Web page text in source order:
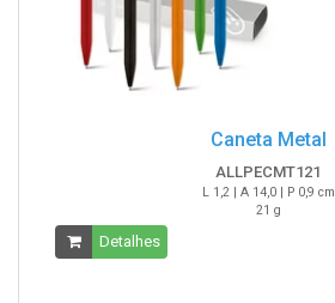
Caneta Metal
ALLPECMT121
L 1,2 | A 14,0 | P 0,9 cm
21 g
Detalhes